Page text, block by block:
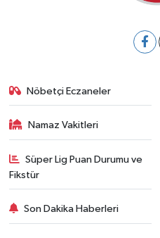
Nöbetçi Eczaneler
Namaz Vakitleri
Süper Lig Puan Durumu ve
Fikstür
Son Dakika Haberleri